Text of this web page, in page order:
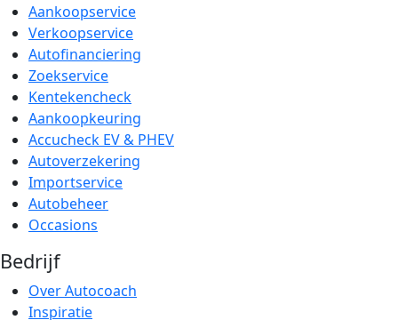
Aankoopservice
Verkoopservice
Autofinanciering
Zoekservice
Kentekencheck
Aankoopkeuring
Accucheck EV & PHEV
Autoverzekering
Importservice
Autobeheer
Occasions
Bedrijf
Over Autocoach
Inspiratie